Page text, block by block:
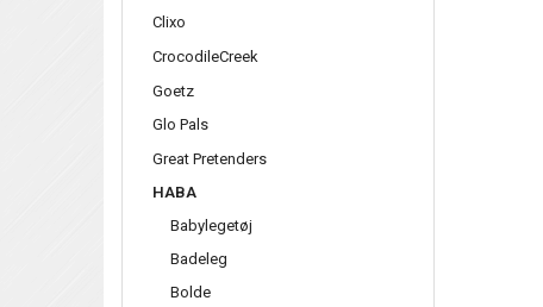
Clixo
CrocodileCreek
Goetz
Glo Pals
Great Pretenders
HABA
Babylegetøj
Badeleg
Bolde